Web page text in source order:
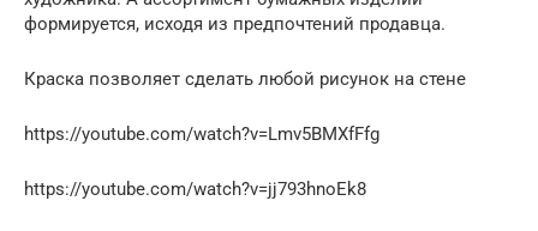
формируется, исходя из предпочтений продавца.
Краска позволяет сделать любой рисунок на стене
https://youtube.com/watch?v=Lmv5BMXfFfg
https://youtube.com/watch?v=jj793hnoEk8